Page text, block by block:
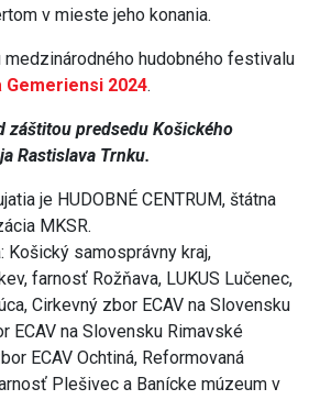
v mieste jeho konania.
hudobného festivalu
2024.
záštitou predsedu Košického
Rastislava Trnku.
je HUDOBNÉ CENTRUM, štátna
MKSR.
Košický samosprávny kraj,
farnosť Rožňava, LUKUS Lučenec,
Cirkevný zbor ECAV na Slovensku
ECAV na Slovensku Rimavské
ECAV Ochtiná, Reformovaná
Plešivec a Banícke múzeum v